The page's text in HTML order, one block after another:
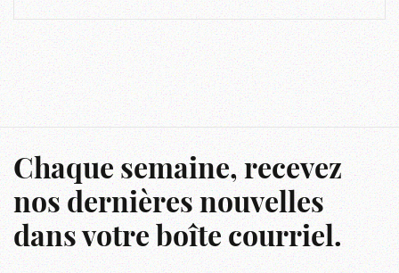
Chaque semaine, recevez
nos dernières nouvelles
dans votre boîte courriel.